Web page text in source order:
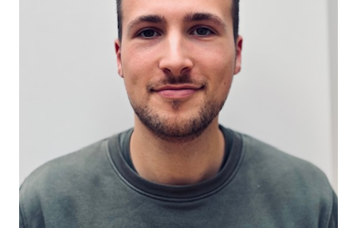
– Master in de revalidatiewetenschappen en
kinesitherapie
– Manueel therapeut
– Myofasciaal therapeut in opleiding
– Dry needling
– Echografie